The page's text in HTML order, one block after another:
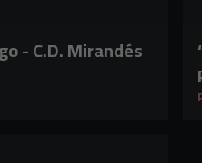
- C.D. Mirandés